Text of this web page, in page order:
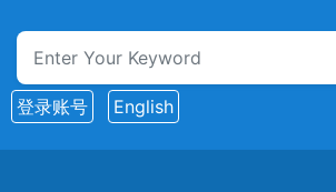
登录账号 English